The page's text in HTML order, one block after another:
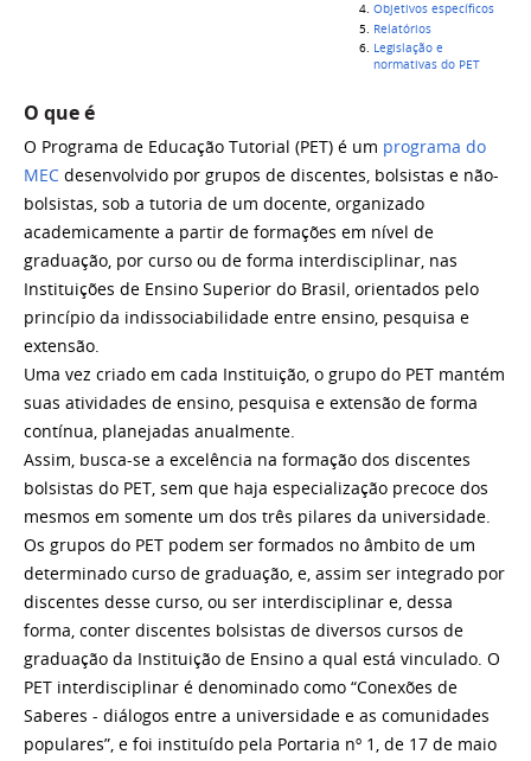
Objetivos específicos
Relatórios
Legislação e
normativas do PET
O que é
O Programa de Educação Tutorial (PET) é um programa do
MEC desenvolvido por grupos de discentes, bolsistas e não-
bolsistas, sob a tutoria de um docente, organizado
academicamente a partir de formações em nível de
graduação, por curso ou de forma interdisciplinar, nas
Instituições de Ensino Superior do Brasil, orientados pelo
princípio da indissociabilidade entre ensino, pesquisa e
extensão.
Uma vez criado em cada Instituição, o grupo do PET mantém
suas atividades de ensino, pesquisa e extensão de forma
contínua, planejadas anualmente.
Assim, busca-se a excelência na formação dos discentes
bolsistas do PET, sem que haja especialização precoce dos
mesmos em somente um dos três pilares da universidade.
Os grupos do PET podem ser formados no âmbito de um
determinado curso de graduação, e, assim ser integrado por
discentes desse curso, ou ser interdisciplinar e, dessa
forma, conter discentes bolsistas de diversos cursos de
graduação da Instituição de Ensino a qual está vinculado. O
PET interdisciplinar é denominado como “Conexões de
Saberes - diálogos entre a universidade e as comunidades
populares”, e foi instituído pela Portaria nº 1, de 17 de maio